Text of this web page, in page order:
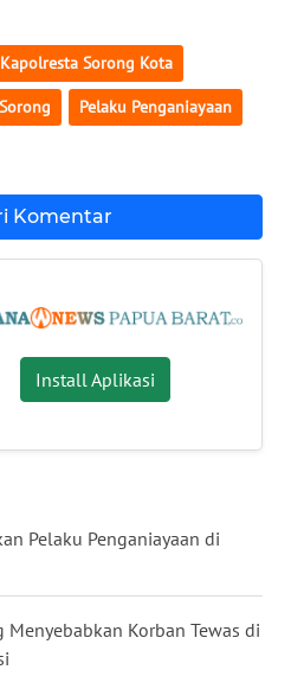
Kapolresta Sorong Kota
Pelaku Penganiayaan
Komentar
Install Aplikasi
Pelaku Penganiayaan di
Menyebabkan Korban Tewas di